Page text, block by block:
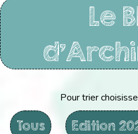
Le
Pour trier
Tous Edition